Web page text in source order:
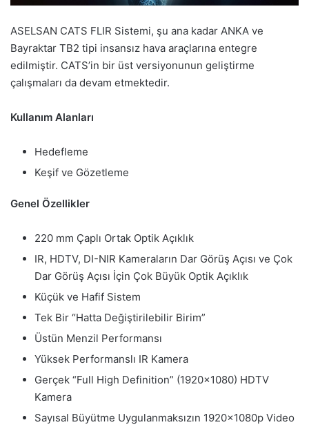
ASELSAN CATS FLIR Sistemi, şu ana kadar ANKA ve
Bayraktar TB2 tipi insansız hava araçlarına entegre
edilmiştir. CATS’in bir üst versiyonunun geliştirme
çalışmaları da devam etmektedir.
Kullanım Alanları
Hedefleme
Keşif ve Gözetleme
Genel Özellikler
220 mm Çaplı Ortak Optik Açıklık
IR, HDTV, DI-NIR Kameraların Dar Görüş Açısı ve Çok
Dar Görüş Açısı İçin Çok Büyük Optik Açıklık
Küçük ve Hafif Sistem
Tek Bir “Hatta Değiştirilebilir Birim”
Üstün Menzil Performansı
Yüksek Performanslı IR Kamera
Gerçek “Full High Definition” (1920×1080) HDTV
Kamera
Sayısal Büyütme Uygulanmaksızın 1920x1080p Video